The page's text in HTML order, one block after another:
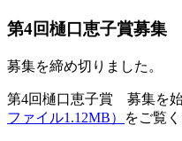
第4回樋口恵子賞募集
募集を締め切りました。
第4回樋口恵子賞 募集を
ファイル1.12MB）
をご覧く